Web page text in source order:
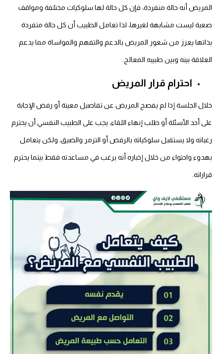
المريض أنه حالة منفردة، فإن كل حالة لها سلوكيات مختلفة ومواقف
صعبة ليست مشابهة لغيرها، لذا تعامل الطبيب أن كل حالة متفردة
بذاتها يعزز من شعور المريض بالدعم والتفهم والمواساة مما يدعم
العلاقة بينه وبين طبيبه المعالج.
احترام قرار المريض
خلال الجلسة إذا لم يفصح المريض عن تفاصيل معينة أو رفض الإجابة
على أحد الأسئلة أو طلب إنهاء اللقاء، يجب على الطبيب النفسي أن يحترم
رغباته ولا يستقبل سلوكياته بالرفض أو التزمر والضيق، ولكن يتعامل
بهدوء واحتواء من خلال إخباره أنه يرغب في مساعدته فقط بينما يحترم
قراراته.